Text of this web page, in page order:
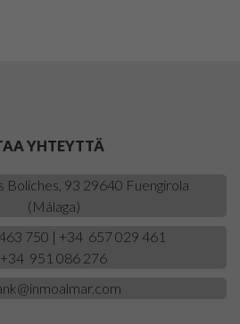
YHTEYTTÄ
Boliches, 93 29640 Fuengirola
(Málaga)
750 | +34 657 029 461
+34 951 086 276